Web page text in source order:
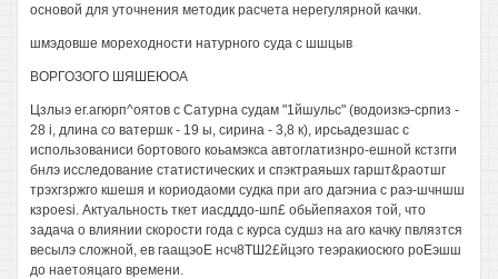
основой для уточнения методик расчета нерегулярной качки.
шмэдовше мореходности натурного суда с шшцыв
ВОРГОЗОГО ШЯШЕЮОА
Цзлыэ ег.агюрп^оятов с Сатурна судам "1йшульс" (водоизкэ-српиз -
28 i, длина со ватершк - 19 ы, сирина - 3,8 к), ирсьадезшас с
использованиси бортового коьамэкса автоглатизнро-ешной кстзгги
бнлэ исследование статистических и спэктраяьшх гаршт&раотшг
трэхгзржго кшешя и кориодаоми судка при aro дагэниа с раэ-шчншш
кзроesi. Актуальность ткет иасдддо-шп£ обьйепяахоя той, что
задача о влиянии скорости года с курса судшз на aro качку пвлязтся
весылэ сложной, ев гаащэоЕ нсч8ТШ2£йцэго теэракиосюго роЕэшш
до наетояцаго времени.